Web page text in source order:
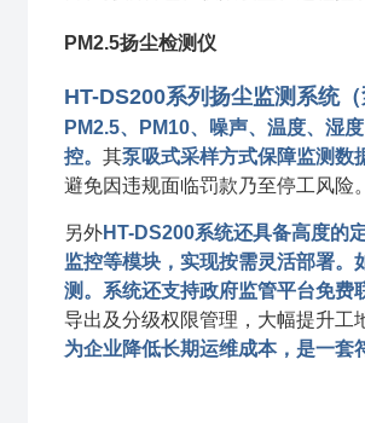
PM2.5扬尘检测仪
HT-DS200系列扬尘监测系统（
PM2.5、PM10、噪声、温度、湿
控。 其泵吸式采样方式保障监测数
避免因违规面临罚款乃至停工风险。
另外HT-DS200系统还具备高度的
监控等模块，实现按需灵活部署
测。系统还支持政府监管平台免费
导出及分级权限管理，大幅提升工
为企业降低长期运维成本，是一套